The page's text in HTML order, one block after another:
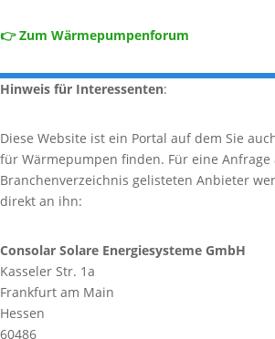
👉 Zum Wärmepumpenforum
Hinweis für Interessenten:
Diese Website ist ein Portal auf dem Sie
für Wärmepumpen finden. Für eine Anfrage
Branchenverzeichnis gelisteten Anbieter
direkt an ihn:
Consolar Solare Energiesysteme GmbH
Kasseler Str. 1a
Frankfurt am Main
Hessen
60486